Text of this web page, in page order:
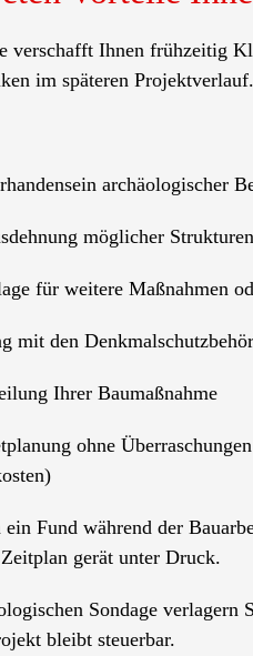
verschafft Ihnen frühzeitig
im späteren Projektverlauf.
archäologischer
möglicher
für weitere Maßnahmen
mit den
Ihrer Baumaßnahme
ohne
Fund während der
gerät unter Druck.
Sondage
bleibt steuerbar.